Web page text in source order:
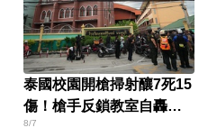
泰國校園開槍掃射釀7死15
傷！槍手反鎖教室自轟身
亡
8/7